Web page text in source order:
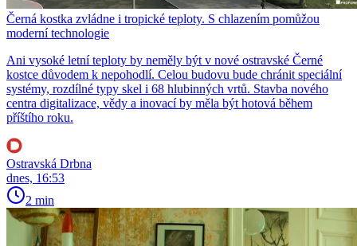
Černá kostka zvládne i tropické teploty. S chlazením pomůžou
moderní technologie
Ani vysoké letní teploty by neměly být v nové ostravské Černé
kostce důvodem k nepohodlí. Celou budovu bude chránit speciální
systémy, rozdílné typy skel i 68 hlubinných vrtů. Stavba nového
centra digitalizace, vědy a inovací by měla být hotová během
příštího roku.
Ostravská Drbna
dnes, 16:53
2 min